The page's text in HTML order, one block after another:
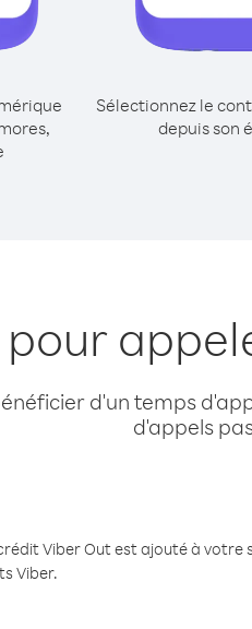
Sélectionnez le
depuis son
pour
d'un temps
d'appels
Viber Out est ajouté à
Viber.